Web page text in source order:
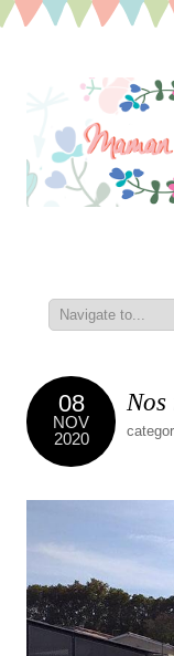
08
NOV
2020
Nos